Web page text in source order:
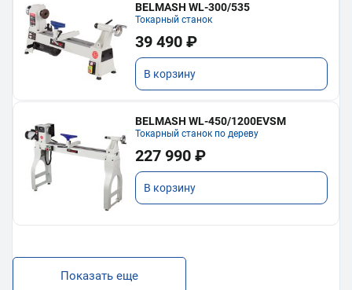
BELMASH WL-300/535
Токарный станок
39 490 ₽
В корзину
BELMASH WL-450/1200EVSM
Токарный станок по дереву
227 990 ₽
В корзину
Показать еще